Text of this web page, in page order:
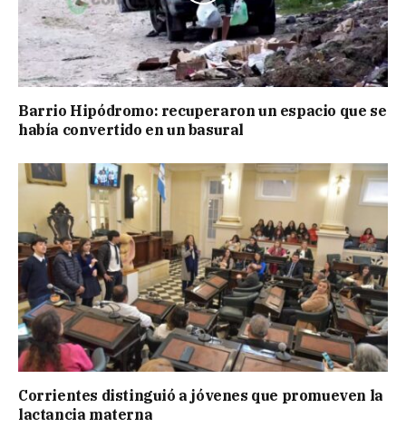
Barrio Hipódromo: recuperaron un espacio que se
había convertido en un basural
Corrientes distinguió a jóvenes que promueven la
lactancia materna